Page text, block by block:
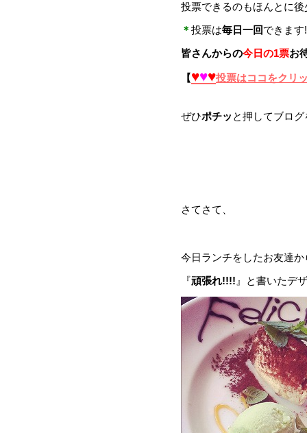
投票できるのもほんとに
＊ 投票は毎日一回できま
皆さんからの今日の1票お
【♥♥♥投票はココをクリ
ぜひポチッ と押してブロ
さてさて、
今日ランチをしたお友達
『頑張れ!!!! 』と書いたデ